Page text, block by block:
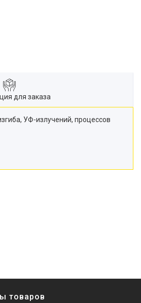
для заказа
УФ-излучений, процессов
товаров